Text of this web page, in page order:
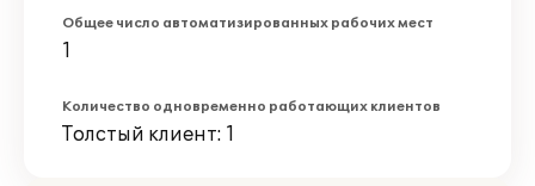
Общее число автоматизированных рабочих мест
1
Количество одновременно работающих клиентов
Толстый клиент: 1